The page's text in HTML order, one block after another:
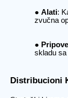
Alati:
zvučna
skladu
Distribucioni